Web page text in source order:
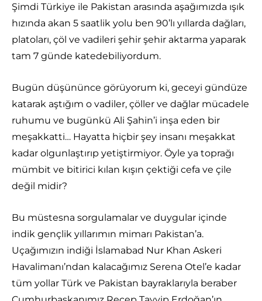
Şimdi Türkiye ile Pakistan arasında aşağımızda ışık
hızında akan 5 saatlik yolu ben 90’lı yıllarda dağları,
platoları, çöl ve vadileri şehir şehir aktarma yaparak
tam 7 günde katedebiliyordum.
Bugün düşününce görüyorum ki, geceyi gündüze
katarak aştığım o vadiler, çöller ve dağlar mücadele
ruhumu ve bugünkü Ali Şahin’i inşa eden bir
meşakkatti… Hayatta hiçbir şey insanı meşakkat
kadar olgunlaştırıp yetiştirmiyor. Öyle ya toprağı
mümbit ve bitirici kılan kışın çektiği cefa ve çile
değil midir?
Bu müstesna sorgulamalar ve duygular içinde
indik gençlik yıllarımın mimarı Pakistan’a.
Uçağımızın indiği İslamabad Nur Khan Askeri
Havalimanı’ndan kalacağımız Serena Otel’e kadar
tüm yollar Türk ve Pakistan bayraklarıyla beraber